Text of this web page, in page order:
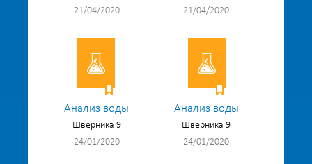
21/04/2020
21/04/2020
Анализ воды
Шверника 9
24/01/2020
Анализ воды
Шверника 9
24/01/2020